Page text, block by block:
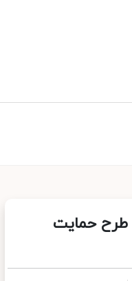
طرح حمایت